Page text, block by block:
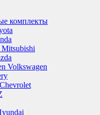
комплекты
Mitsubishi
Volkswagen
Chevrolet